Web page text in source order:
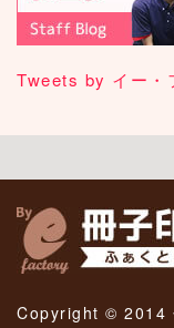
Tweets by イー・
Copyright © 2014